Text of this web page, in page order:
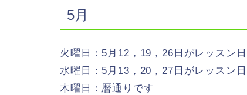
5月
火曜日：5月12，19，26日がレッスン
水曜日：5月13，20，27日がレッスン
木曜日：暦通りです